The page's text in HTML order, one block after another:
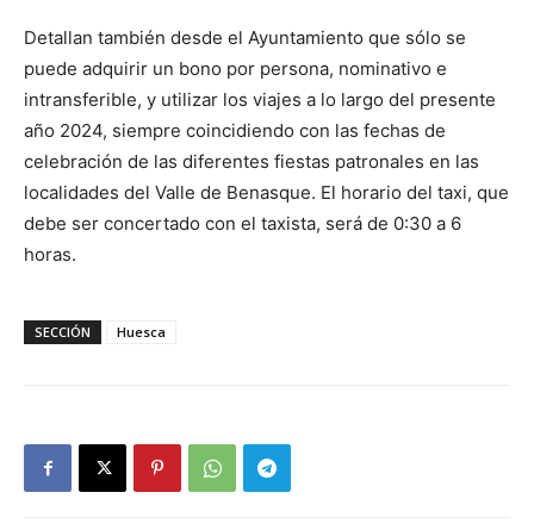
Detallan también desde el Ayuntamiento que sólo se
puede adquirir un bono por persona, nominativo e
intransferible, y utilizar los viajes a lo largo del presente
año 2024, siempre coincidiendo con las fechas de
celebración de las diferentes fiestas patronales en las
localidades del Valle de Benasque. El horario del taxi, que
debe ser concertado con el taxista, será de 0:30 a 6
horas.
SECCIÓN Huesca